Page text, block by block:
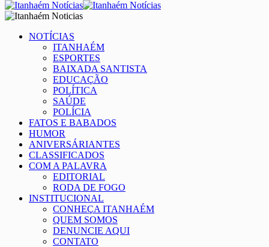
NOTÍCIAS
ITANHAÉM
ESPORTES
BAIXADA SANTISTA
EDUCAÇÃO
POLÍTICA
SAÚDE
POLÍCIA
FATOS E BABADOS
HUMOR
ANIVERSÁRIANTES
CLASSIFICADOS
COM A PALAVRA
EDITORIAL
RODA DE FOGO
INSTITUCIONAL
CONHEÇA ITANHAÉM
QUEM SOMOS
DENUNCIE AQUI
CONTATO